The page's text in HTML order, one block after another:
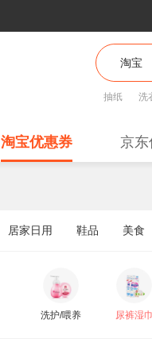
抽纸 洗
淘宝优惠券 京东
居家日用 鞋品 美食
洗护/喂养 尿裤湿